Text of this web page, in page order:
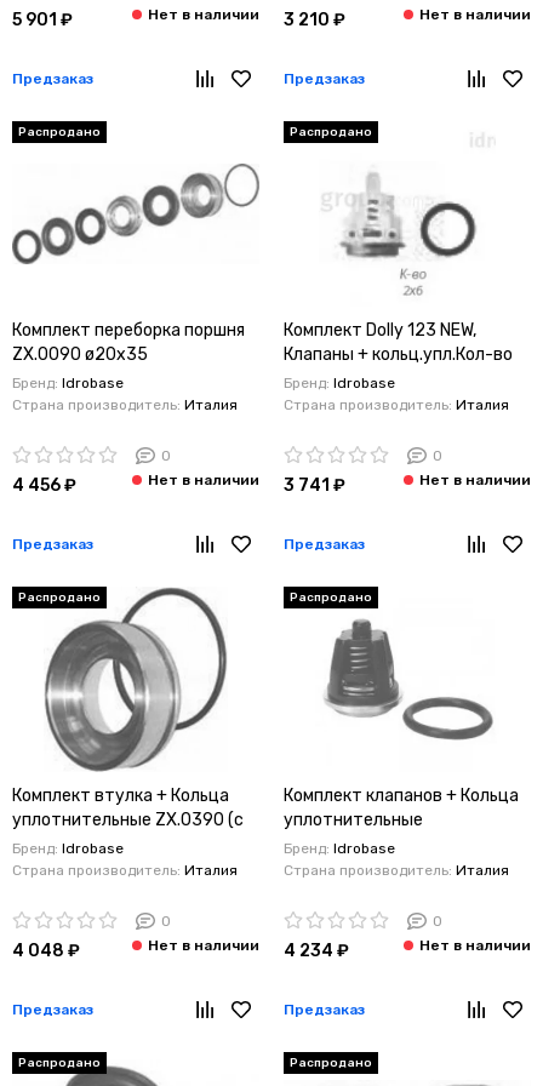
5 901 ₽
Предзаказ
3 210 ₽
Предзаказ
Распродано
Комплект переборка поршня
ZX.0090 ø20x35
Interpump/Generalpump
серии 47-48 ø20
Бренд: Idrobase
Страна производитель: Италия
0
4 456 ₽
Предзаказ
Распродано
Комплект Dolly 123 NEW,
Клапаны + кольц.упл.Кол-во
компл 2шт.x6 Тип
Interpump/Generalpump
Бренд: Idrobase
Страна производитель: Италия
0
3 741 ₽
Предзаказ
Распродано
Комплект втулка + Кольца
уплотнительные ZX.0390 (с
втулка коническая 20 мм.)
Interpump/Generalpump
Бренд: Idrobase
Страна производитель: Италия
0
4 048 ₽
Предзаказ
Распродано
Комплект клапанов + Кольца
уплотнительные
Interpump/Generalpump
серии 47-48 ø20
Бренд: Idrobase
Страна производитель: Италия
0
4 234 ₽
Предзаказ
Распродано Распродано